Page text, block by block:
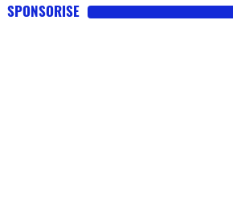
SPONSORISE